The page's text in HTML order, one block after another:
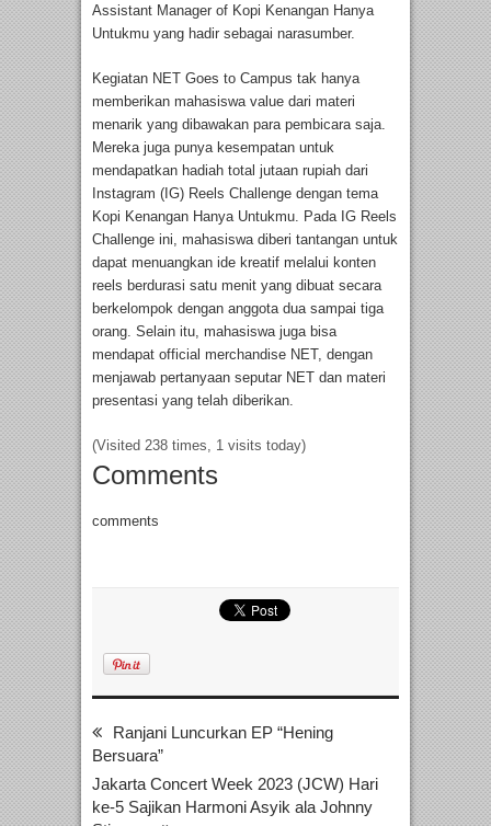
Assistant Manager of Kopi Kenangan Hanya
Untukmu yang hadir sebagai narasumber.
Kegiatan NET Goes to Campus tak hanya
memberikan mahasiswa value dari materi
menarik yang dibawakan para pembicara saja.
Mereka juga punya kesempatan untuk
mendapatkan hadiah total jutaan rupiah dari
Instagram (IG) Reels Challenge dengan tema
Kopi Kenangan Hanya Untukmu. Pada IG Reels
Challenge ini, mahasiswa diberi tantangan untuk
dapat menuangkan ide kreatif melalui konten
reels berdurasi satu menit yang dibuat secara
berkelompok dengan anggota dua sampai tiga
orang. Selain itu, mahasiswa juga bisa
mendapat official merchandise NET, dengan
menjawab pertanyaan seputar NET dan materi
presentasi yang telah diberikan.
(Visited 238 times, 1 visits today)
Comments
comments
Ranjani Luncurkan EP “Hening
Bersuara”
Jakarta Concert Week 2023 (JCW) Hari
ke-5 Sajikan Harmoni Asyik ala Johnny